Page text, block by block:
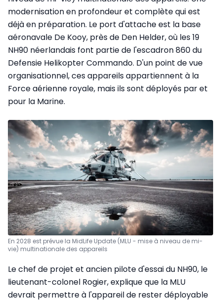
modernisation en profondeur et complète qui est
déjà en préparation. Le port d'attache est la base
aéronavale De Kooy, près de Den Helder, où les 19
NH90 néerlandais font partie de l'escadron 860 du
Defensie Helikopter Commando. D'un point de vue
organisationnel, ces appareils appartiennent à la
Force aérienne royale, mais ils sont déployés par et
pour la Marine.
En 2028 est prévue la MidLife Update (MLU - mise à niveau de mi-
vie) multinationale des appareils
Le chef de projet et ancien pilote d'essai du NH90, le
lieutenant-colonel Rogier, explique que la MLU
devrait permettre à l'appareil de rester déployable